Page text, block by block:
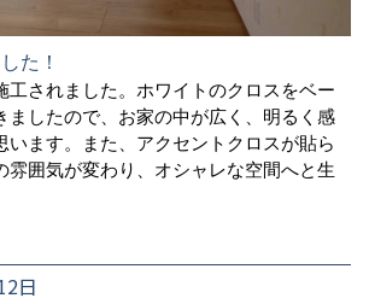
た！
工されました。ホワイトのクロスをベー
ましたので、お家の中が広く、明るく感
います。また、アクセントクロスが貼ら
雰囲気が変わり、オシャレな空間へと生
日